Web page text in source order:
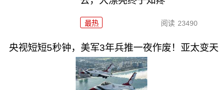
最热 阅读 23490
央视短短5秒钟，美军3年兵推一夜作废！亚太变天